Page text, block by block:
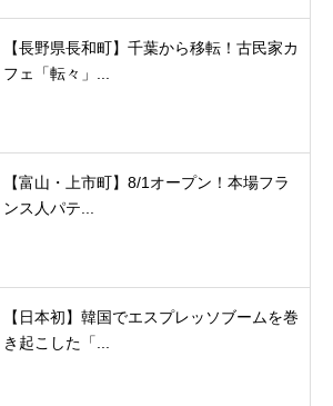
【長野県長和町】千葉から移転！古民家カ
フェ「転々」...
【富山・上市町】8/1オープン！本場フラ
ンス人パテ...
【日本初】韓国でエスプレッソブームを巻
き起こした「...